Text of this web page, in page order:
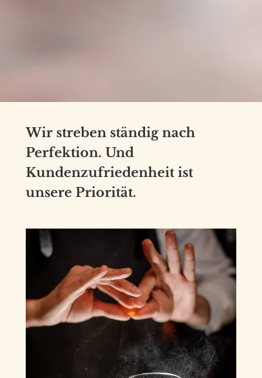
Wir streben ständig nach
Perfektion. Und
Kundenzufriedenheit ist
unsere Priorität.